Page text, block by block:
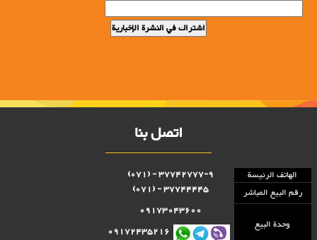
اتصل بنا
الهاتف الرئيسة
37742777-9 - (071)
رقم البيع المباشر
37744445 - (071)
وحدة البيع
09173043600
09172435216